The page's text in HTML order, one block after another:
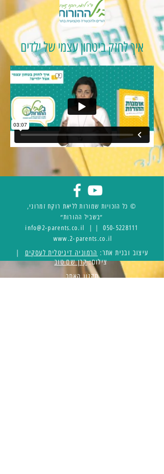
איך לחזק ביטחון עצמי של ילדים
© כל הזכויות שמורות לליאת רוקח זמרוני,
״בשביל ההורות״
050-5228111
|
info@2-parents.co.il
www.2-parents.co.il
עיצוב ובנית אתר: הרמוניה דיגיטלית לעסקים |
צילום:קרן שם טוב
תקנון האתר